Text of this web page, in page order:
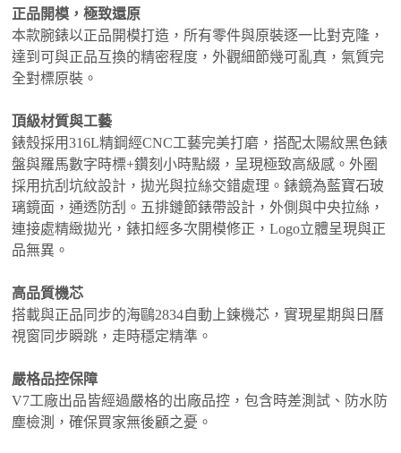
正品開模，極致還原
本款腕錶以正品開模打造，所有零件與原裝逐一比對克隆，
達到可與正品互換的精密程度，外觀細節幾可亂真，氣質完
全對標原裝。
頂級材質與工藝
錶殼採用316L精鋼經CNC工藝完美打磨，搭配太陽紋黑色錶
盤與羅馬數字時標+鑽刻小時點綴，呈現極致高級感。外圈
採用抗刮坑紋設計，拋光與拉絲交錯處理。錶鏡為藍寶石玻
璃鏡面，通透防刮。五排鏈節錶帶設計，外側與中央拉絲，
連接處精緻拋光，錶扣經多次開模修正，Logo立體呈現與正
品無異。
高品質機芯
搭載與正品同步的海鷗2834自動上鍊機芯，實現星期與日曆
視窗同步瞬跳，走時穩定精準。
嚴格品控保障
V7工廠出品皆經過嚴格的出廠品控，包含時差測試、防水防
塵檢測，確保買家無後顧之憂。